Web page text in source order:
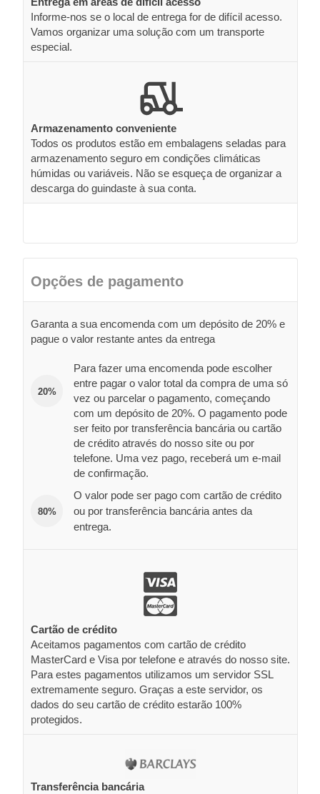
Informe-nos se o local de entrega for de difícil acesso.
Vamos organizar uma solução com um transporte
especial.
Armazenamento conveniente
Todos os produtos estão em embalagens seladas para
armazenamento seguro em condições climáticas
húmidas ou variáveis. Não se esqueça de organizar a
descarga do guindaste à sua conta.
Opções de pagamento
Garanta a sua encomenda com um depósito de 20% e
pague o valor restante antes da entrega
20%
Para fazer uma encomenda pode escolher
entre pagar o valor total da compra de uma só
vez ou parcelar o pagamento, começando
com um depósito de 20%. O pagamento pode
ser feito por transferência bancária ou cartão
de crédito através do nosso site ou por
telefone. Uma vez pago, receberá um e-mail
de confirmação.
80%
O valor pode ser pago com cartão de crédito
ou por transferência bancária antes da
entrega.
Cartão de crédito
Aceitamos pagamentos com cartão de crédito
MasterCard e Visa por telefone e através do nosso site.
Para estes pagamentos utilizamos um servidor SSL
extremamente seguro. Graças a este servidor, os
dados do seu cartão de crédito estarão 100%
protegidos.
Transferência bancária